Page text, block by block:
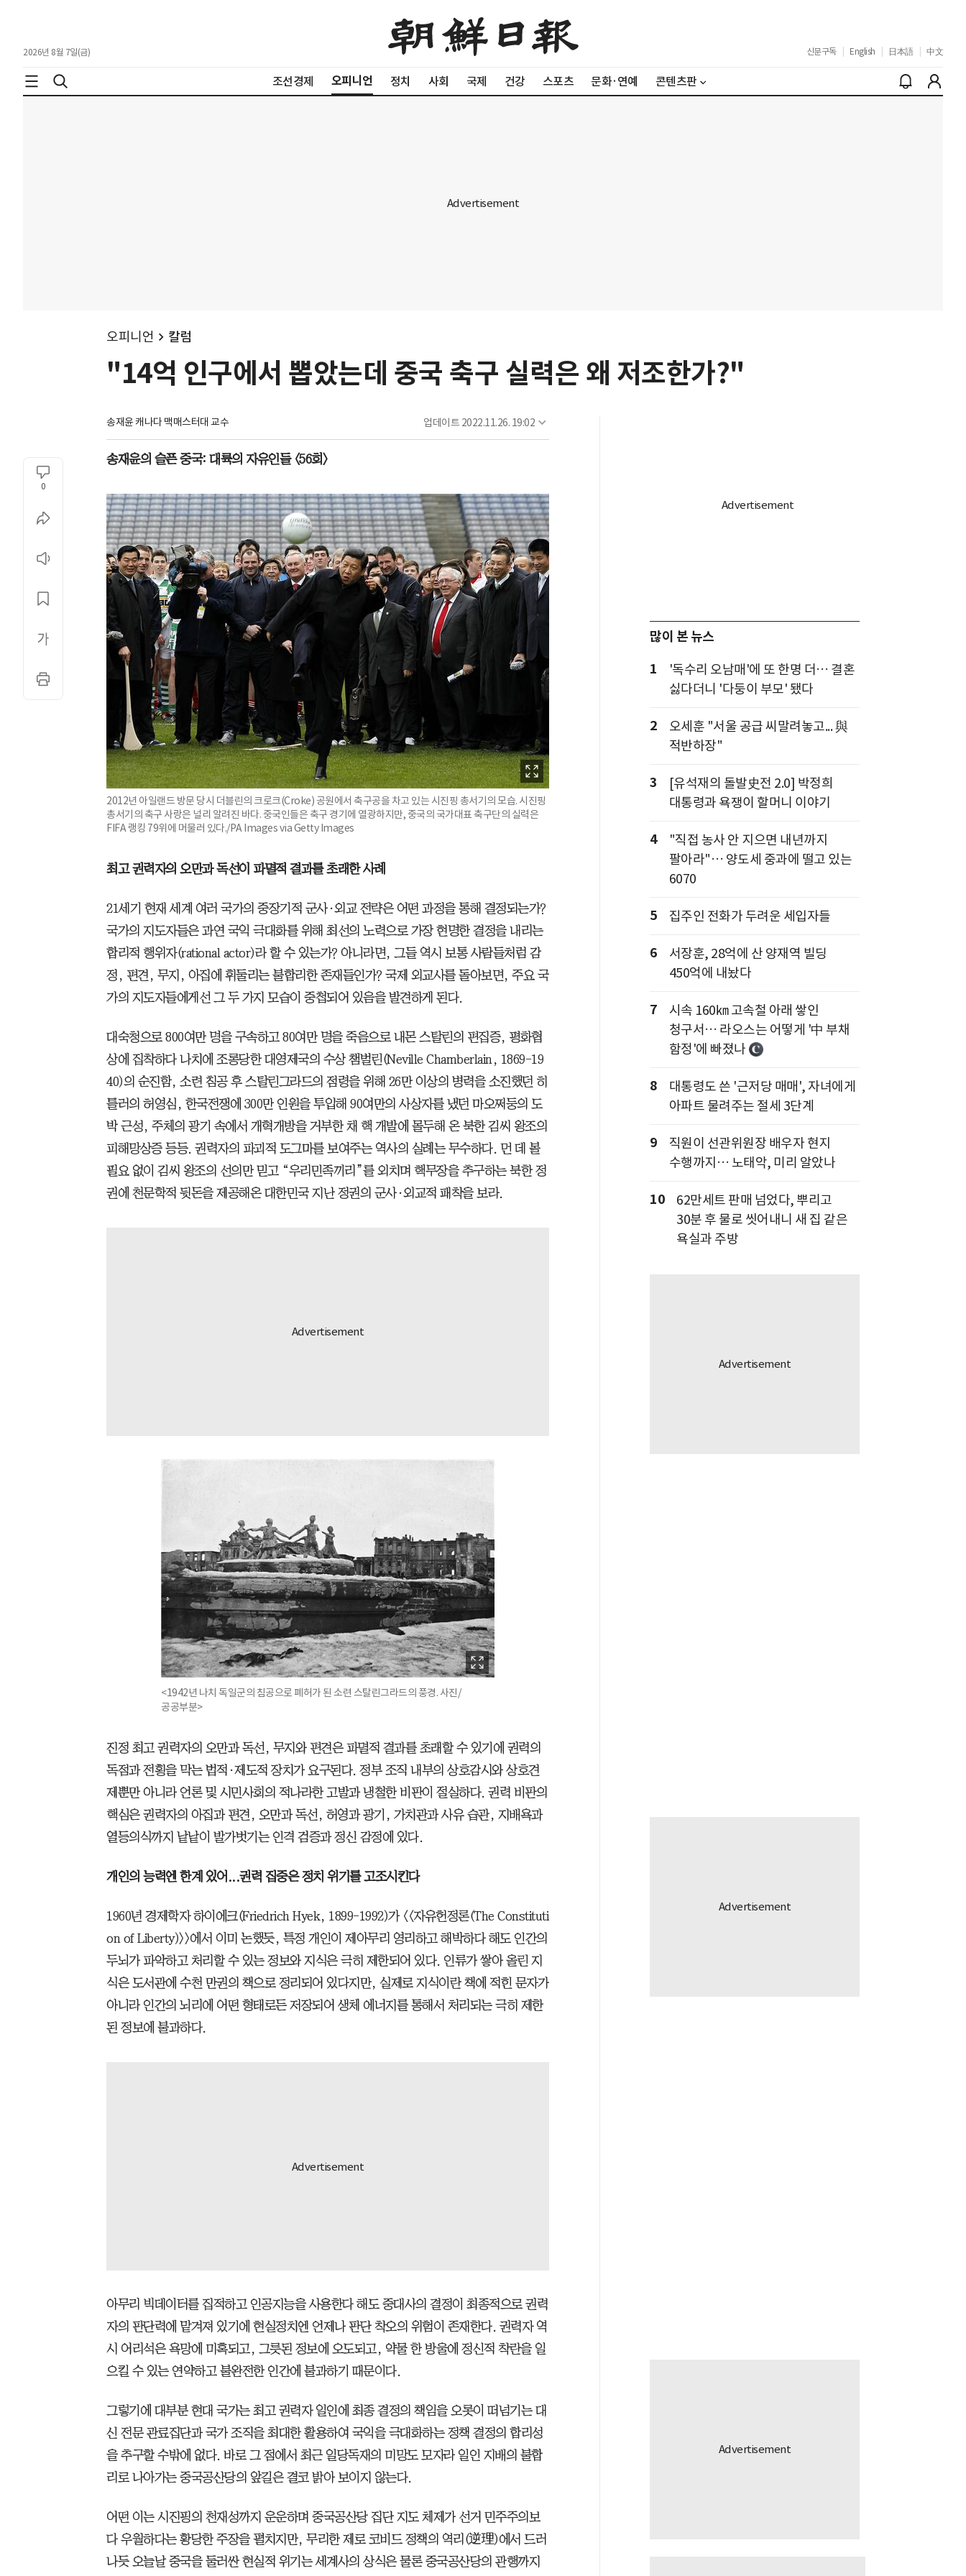
2026년 8월 7일(금) 신문구독 English 日本語 中文
조선경제 오피니언 정치 사회 국제 건강 스포츠 문화·연예 콘텐츠판
오피니언 칼럼
"14억 인구에서 뽑았는데 중국 축구 실력은 왜 저조한가?"
송재윤 캐나다 맥매스터대 교수 업데이트 2022.11.26. 19:02
0
송재윤의 슬픈 중국: 대륙의 자유인들 <56회>
2012년 아일랜드 방문 당시 더블린의 크로크(Croke) 공원에서 축구공을 차고 있는 시진핑 총서기의 모습. 시진핑
총서기의 축구 사랑은 널리 알려진 바다. 중국인들은 축구 경기에 열광하지만, 중국의 국가대표 축구단의 실력은
FIFA 랭킹 79위에 머물러 있다./PA Images via Getty Images
최고 권력자의 오만과 독선이 파멸적 결과를 초래한 사례
21세기 현재 세계 여러 국가의 중장기적 군사·외교 전략은 어떤 과정을 통해 결정되는가?
국가의 지도자들은 과연 국익 극대화를 위해 최선의 노력으로 가장 현명한 결정을 내리는
합리적 행위자(rational actor)라 할 수 있는가? 아니라면, 그들 역시 보통 사람들처럼 감
정, 편견, 무지, 아집에 휘둘리는 불합리한 존재들인가? 국제 외교사를 돌아보면, 주요 국
가의 지도자들에게선 그 두 가지 모습이 중첩되어 있음을 발견하게 된다.
대숙청으로 800여만 명을 구속하고 80여만 명을 죽음으로 내몬 스탈린의 편집증, 평화협
상에 집착하다 나치에 조롱당한 대영제국의 수상 챔벌린(Neville Chamberlain, 1869-19
40)의 순진함, 소련 침공 후 스탈린그라드의 점령을 위해 26만 이상의 병력을 소진했던 히
틀러의 허영심, 한국전쟁에 300만 인원을 투입해 90여만의 사상자를 냈던 마오쩌둥의 도
박 근성, 주체의 광기 속에서 개혁개방을 거부한 채 핵 개발에 몰두해 온 북한 김씨 왕조의
피해망상증 등등. 권력자의 파괴적 도그마를 보여주는 역사의 실례는 무수하다. 먼 데 볼
필요 없이 김씨 왕조의 선의만 믿고 “우리민족끼리”를 외치며 핵무장을 추구하는 북한 정
권에 천문학적 뒷돈을 제공해온 대한민국 지난 정권의 군사·외교적 패착을 보라.
<1942년 나치 독일군의 침공으로 폐허가 된 소련 스탈린그라드의 풍경. 사진/
공공부분>
진정 최고 권력자의 오만과 독선, 무지와 편견은 파멸적 결과를 초래할 수 있기에 권력의
독점과 전횡을 막는 법적·제도적 장치가 요구된다. 정부 조직 내부의 상호감시와 상호견
제뿐만 아니라 언론 및 시민사회의 적나라한 고발과 냉철한 비판이 절실하다. 권력 비판의
핵심은 권력자의 아집과 편견, 오만과 독선, 허영과 광기, 가치관과 사유 습관, 지배욕과
열등의식까지 낱낱이 발가벗기는 인격 검증과 정신 감정에 있다.
개인의 능력엔 한계 있어...권력 집중은 정치 위기를 고조시킨다
1960년 경제학자 하이에크(Friedrich Hyek, 1899-1992)가 <<자유헌정론(The Constituti
on of Liberty)>>에서 이미 논했듯, 특정 개인이 제아무리 영리하고 해박하다 해도 인간의
두뇌가 파악하고 처리할 수 있는 정보와 지식은 극히 제한되어 있다. 인류가 쌓아 올린 지
식은 도서관에 수천 만권의 책으로 정리되어 있다지만, 실제로 지식이란 책에 적힌 문자가
아니라 인간의 뇌리에 어떤 형태로든 저장되어 생체 에너지를 통해서 처리되는 극히 제한
된 정보에 불과하다.
아무리 빅데이터를 집적하고 인공지능을 사용한다 해도 중대사의 결정이 최종적으로 권력
자의 판단력에 맡겨져 있기에 현실정치엔 언제나 판단 착오의 위험이 존재한다. 권력자 역
시 어리석은 욕망에 미혹되고, 그릇된 정보에 오도되고, 약물 한 방울에 정신적 착란을 일
으킬 수 있는 연약하고 불완전한 인간에 불과하기 때문이다.
그렇기에 대부분 현대 국가는 최고 권력자 일인에 최종 결정의 책임을 오롯이 떠넘기는 대
신 전문 관료집단과 국가 조직을 최대한 활용하여 국익을 극대화하는 정책 결정의 합리성
을 추구할 수밖에 없다. 바로 그 점에서 최근 일당독재의 미망도 모자라 일인 지배의 불합
리로 나아가는 중국공산당의 앞길은 결코 밝아 보이지 않는다.
어떤 이는 시진핑의 천재성까지 운운하며 중국공산당 집단 지도 체제가 선거 민주주의보
다 우월하다는 황당한 주장을 펼치지만, 무리한 제로 코비드 정책의 역리(逆理)에서 드러
나듯 오늘날 중국을 둘러싼 현실적 위기는 세계사의 상식은 물론 중국공산당의 관행까지
많이 본 뉴스
1
'독수리 오남매'에 또 한명 더… 결혼
싫다더니 '다둥이 부모' 됐다
2
오세훈 "서울 공급 씨말려놓고... 與
적반하장"
3
[유석재의 돌발史전 2.0] 박정희
대통령과 욕쟁이 할머니 이야기
4
"직접 농사 안 지으면 내년까지
팔아라"… 양도세 중과에 떨고 있는
6070
5 집주인 전화가 두려운 세입자들
6
서장훈, 28억에 산 양재역 빌딩
450억에 내놨다
7
시속 160㎞ 고속철 아래 쌓인
청구서… 라오스는 어떻게 '中 부채
함정'에 빠졌나
8
대통령도 쓴 '근저당 매매', 자녀에게
아파트 물려주는 절세 3단계
9
직원이 선관위원장 배우자 현지
수행까지… 노태악, 미리 알았나
10
62만세트 판매 넘었다, 뿌리고
30분 후 물로 씻어내니 새 집 같은
욕실과 주방